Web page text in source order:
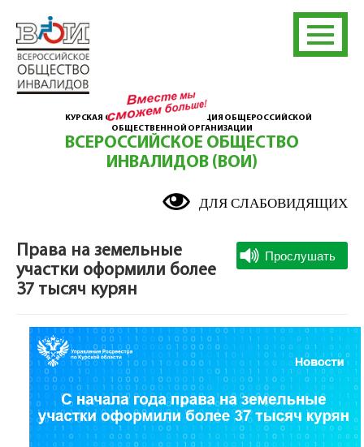
КУРСКАЯ ОБЛАСТНАЯ ОРГАНИЗАЦИЯ ОБЩЕРОССИЙСКОЙ
ОБЩЕСТВЕННОЙ ОРГАНИЗАЦИИ
ВСЕРОССИЙСКОЕ ОБЩЕСТВО
ИНВАЛИДОВ (ВОИ)
ДЛЯ СЛАБОВИДЯЩИХ
Права на земельные
участки оформили более
37 тысяч курян